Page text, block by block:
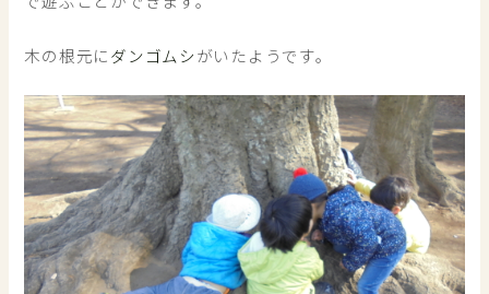
木の根元にダンゴムシがいたようです。